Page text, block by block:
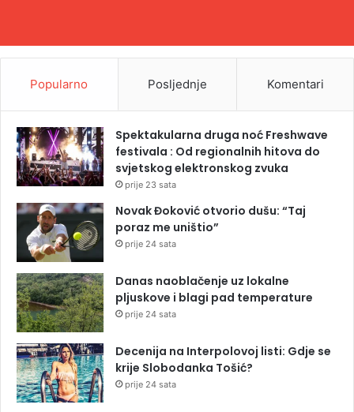
Popularno Posljednje Komentari
Spektakularna druga noć Freshwave
festivala : Od regionalnih hitova do
svjetskog elektronskog zvuka
prije 23 sata
Novak Đoković otvorio dušu: “Taj
poraz me uništio”
prije 24 sata
Danas naoblačenje uz lokalne
pljuskove i blagi pad temperature
prije 24 sata
Decenija na Interpolovoj listi: Gdje se
krije Slobodanka Tošić?
prije 24 sata